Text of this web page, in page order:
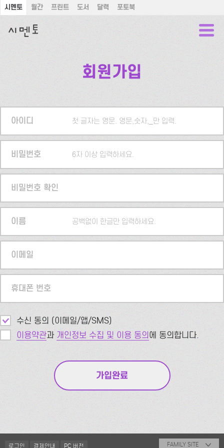
시멘토 월간 프린트 도서 달력 포토북
회원가입
아이디 첫 글자는 영문. 영문,숫자,_만 입력.
비밀번호 6자 이상 입력하세요.
비밀번호 확인
이름 공백없이 한글만 입력하세요.
이메일
휴대폰 번호
수신 동의 (이메일/앱/SMS)
이용약관과 개인정보 수집 및 이용 동의에 동의합니다.
로그인 결제안내 PC 버전 FAMILY SITE